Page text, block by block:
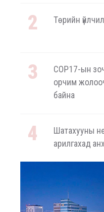
Төрийн
COP17-ын
орчим
байна
Шатахууны
арилгахад
ОХУ-аас
хийгдэж байна